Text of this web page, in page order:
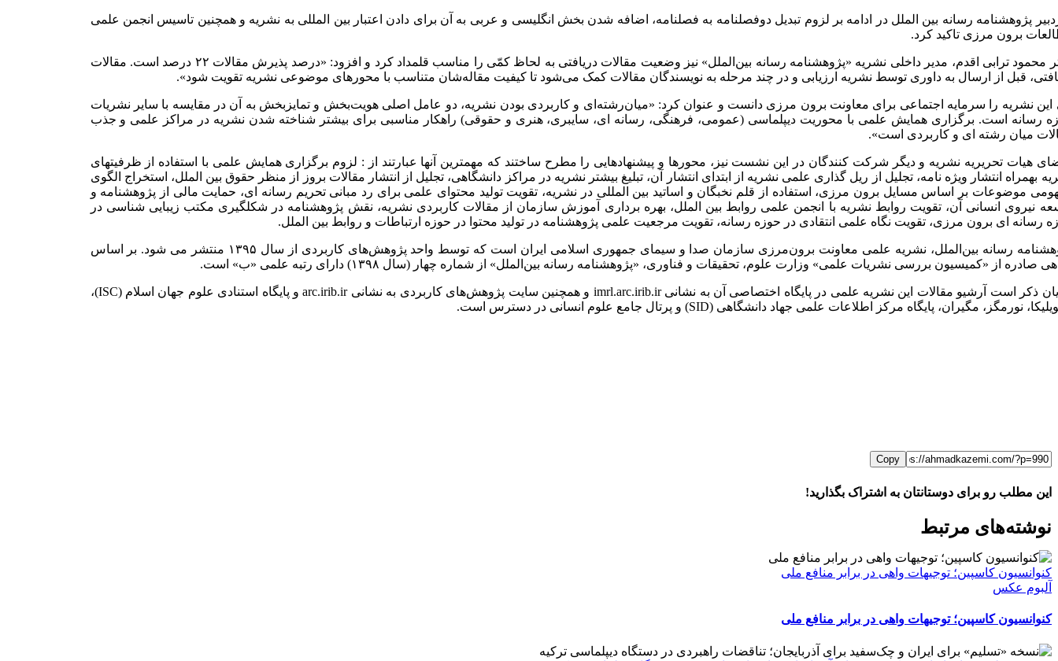
پژوهشنامه رسانه بین الملل در ادامه بر لزوم تبدیل دوفصلنامه به فصلنامه، اضافه شدن بخش انگلیسی و عربی به آن برای دادن اعتبار بین المللی به نشریه و همچنین تاسیس انجمن علمی
برون مرزی تاکید کرد.
دکتر محمود ترابی اقدم، مدیر داخلی نشریه «پژوهشنامه رسانه بین‌الملل» نیز وضعیت مقالات دریافتی به لحاظ کمّی را مناسب قلمداد کرد و افزود: «درصد پذیرش مقالات ۲۲ درصد است. مقالات
قبل از ارسال به داوری توسط نشریه ارزیابی و در چند مرحله به نویسندگان مقالات کمک می‌شود تا کیفیت مقاله‌شان متناسب با محورهای موضوعی نشریه تقویت شود».
نشریه را سرمایه اجتماعی برای معاونت برون مرزی دانست و عنوان کرد: «میان‌رشته‌ای و کاربردی بودن نشریه، دو عامل اصلی هویت‌بخش و تمایز‌بخش به آن در مقایسه با سایر نشریات
رسانه است. برگزاری همایش علمی با محوریت دیپلماسی (عمومی، فرهنگی، رسانه ای، سایبری، هنری و حقوقی) راهکار مناسبی برای بیشتر شناخته شدن نشریه در مراکز علمی و جذب
میان رشته ای و کاربردی است».
هیات تحریریه نشریه و دیگر شرکت کنندگان در این نشست نیز، محورها و پیشنهادهایی را مطرح ساختند که مهمترین آنها عبارتند از : لزوم برگزاری همایش علمی با استفاده از ظرفیت­های
بهمراه انتشار ویژه نامه، تجلیل از ریل گذاری علمی نشریه از ابتدای انتشار آن، تبلیغ بیشتر نشریه در مراکز دانشگاهی، تجلیل از انتشار مقالات بروز از منظر حقوق بین الملل، استخراج الگوی
موضوعات بر اساس مسایل برون مرزی، استفاده از قلم نخبگان و اساتید بین المللی در نشریه، تقویت تولید محتوای علمی برای رد مبانی تحریم رسانه ای، حمایت مالی از پژوهشنامه و
نیروی انسانی آن، تقویت روابط نشریه با انجمن علمی روابط بین الملل، بهره برداری آموزش سازمان از مقالات کاربردی نشریه، نقش پژوهشنامه در شکل­گیری مکتب زیبایی شناسی در
رسانه ای برون مرزی، تقویت نگاه علمی انتقادی در حوزه رسانه، تقویت مرجعیت علمی پژوهشنامه در تولید محتوا در حوزه ارتباطات و روابط بین الملل.
پژوهشنامه رسانه بین‌الملل، نشریه علمی معاونت برون‌مرزی سازمان صدا و سیمای جمهوری اسلامی ایران است که توسط واحد پژوهش‌های کاربردی از سال ۱۳۹۵ منتشر می شود. بر اساس
صادره از «کمیسیون بررسی نشریات علمی» وزارت علوم، تحقیقات و فناوری، «پژوهشنامه رسانه بین‌الملل» از شماره چهار (سال ۱۳۹۸) دارای رتبه علمی «ب» است
.
ذکر است آرشیو مقالات این نشریه علمی در پایگاه اختصاصی آن به نشانی imrl.arc.irib.ir و همچنین سایت پژوهش‌های کاربردی به نشانی arc.irib.ir و پایگاه استنادی علوم جهان اسلام(ISC)،
نورمگز، مگیران، پایگاه مرکز اطلاعات علمی جهاد دانشگاهی (SID) و پرتال جامع علوم انسانی در دسترس است.
Copy
این مطلب رو برای دوستانتان به اشتراک بگذارید!
FacebookX
LinkedIn
WhatsApp
Telegram
ایمیل
نوشته‌‌های مرتبط
کنوانسیون کاسپین؛ توجیهات واهی در برابر منافع ملی
آلبوم عکس
کنوانسیون کاسپین؛ توجیهات واهی در برابر منافع ملی